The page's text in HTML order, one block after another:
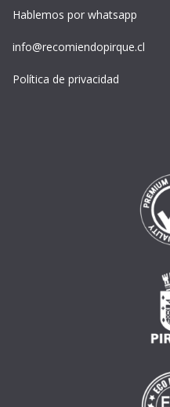
Hablemos por whatsapp
info@recomiendopirque.cl
Política de privacidad